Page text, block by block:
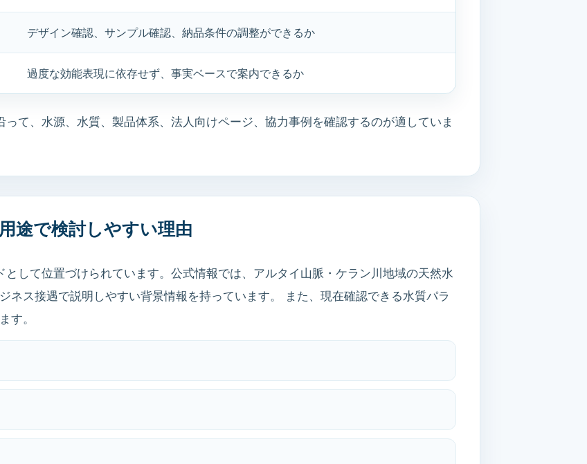
デザイン確認、サンプル確認、納品条件の調整ができるか
過度な効能表現に依存せず、事実ベースで案内できるか
て、水源、水質、製品体系、法人向けページ、協力事例を確認するのが適していま
途で検討しやすい理由
して位置づけられています。公式情報では、アルタイ山脈・ケラン川地域の天然水
ネス接遇で説明しやすい背景情報を持っています。 また、現在確認できる水質パラ
す。